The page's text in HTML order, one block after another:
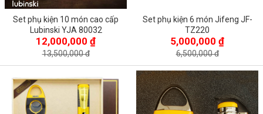
Set phụ kiện 10 món cao cấp
Lubinski YJA 80032
12,000,000 ₫
13,500,000 đ
Set phụ kiện 6 món Jifeng JF-
TZ220
5,000,000 ₫
6,500,000 đ